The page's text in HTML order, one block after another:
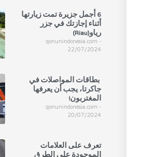
6 أجمل جزيرة تمت زيارتها
أثناء إجازتك في جزر
رياو(Riau)
qonunindonesia.com
22/07/2024
بطاقات المواصلات في
جاكرتا، يجب أن يعرفها
المغتربون!
qonunindonesia.com
20/07/2024
تعرف على العلامات